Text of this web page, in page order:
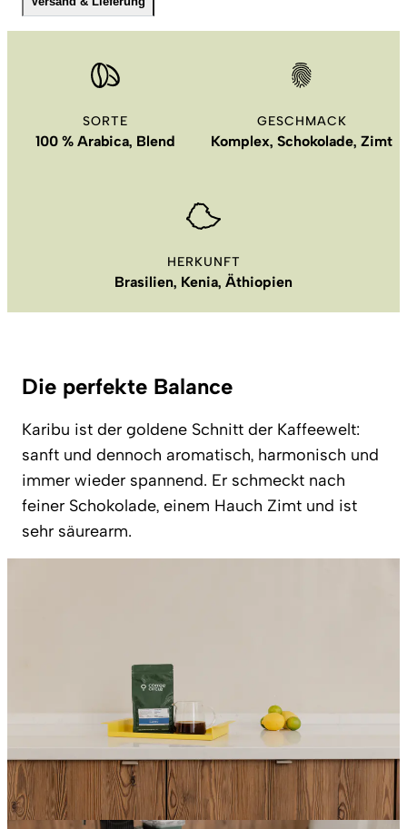
SORTE
100 % Arabica, Blend
GESCHMACK
Komplex, Schokolade, Zimt
HERKUNFT
Brasilien, Kenia, Äthiopien
Die perfekte Balance
Karibu ist der goldene Schnitt der Kaffeewelt:
sanft und dennoch aromatisch, harmonisch und
immer wieder spannend. Er schmeckt nach
feiner Schokolade, einem Hauch Zimt und ist
sehr säurearm.